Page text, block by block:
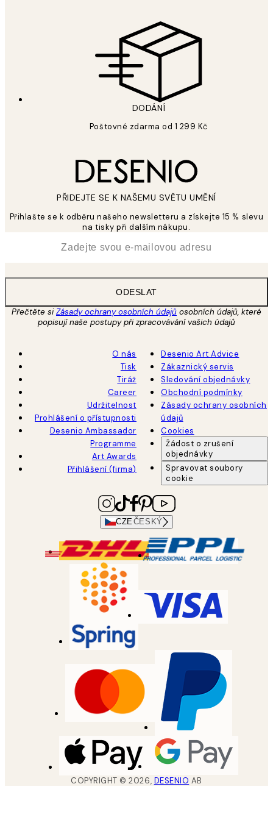
DODÁNÍ
Poštovné zdarma od 1 299 Kč
PŘIDEJTE SE K NAŠEMU SVĚTU UMĚNÍ
Přihlašte se k odběru našeho newsletteru a získejte 15 % slevu
na tisky při dalším nákupu.
ODESLAT
Přečtěte siZásady ochrany osobních údajů osobních údajů, které
popisují naše postupy při zpracovávání vašich údajů
O nás
Tisk
Tiráž
Career
Udržitelnost
Prohlášení o přístupnosti
Desenio Ambassador
Programme
Art Awards
Přihlášení (firma)
Desenio Art Advice
Zákaznický servis
Sledování objednávky
Obchodní podmínky
Zásady ochrany osobních
údajů
Cookies
Žádost o zrušení
objednávky
Spravovat soubory
cookie
CZEČESKÝ
COPYRIGHT ©2026, DESENIO AB